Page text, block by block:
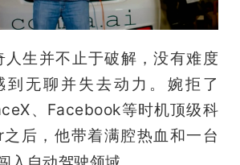
生并不止于破解，没有难度
到无聊并失去动力。婉拒了
、Facebook等时机顶级科
后，他带着满腔热血和一台